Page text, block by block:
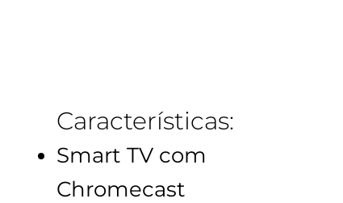
Características:
Smart TV com
Chromecast